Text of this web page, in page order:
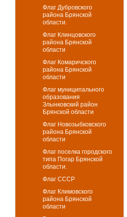
Флаг Дубровского
района Брянской
области.
Флаг Клинцовского
района Брянской
области
Флаг Комаричского
района Брянской
области
Флаг муниципального
образования
Злынковский район
Брянской области
Флаг Новозыбковского
района Брянской
области
Флаг поселка городского
типа Погар Брянской
области.
Флаг СССР
Флаг Климовского
района Брянской
области